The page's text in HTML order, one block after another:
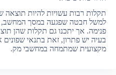
תקלות רבות עשויות להיות תוצאה
למשל חבטה שפגעה במסך המחשב,
פנימה. אך יתכנו גם תקלות שהן
בעיה יש פתרון, זאת בתנאי
מקצועית שמתמחה במחשבי מק.